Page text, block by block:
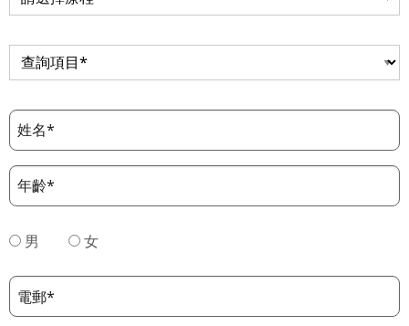
男 女